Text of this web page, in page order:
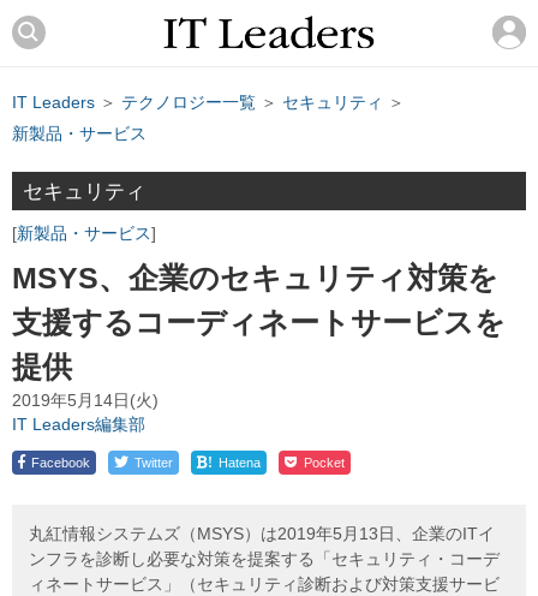
IT Leaders ＞ テクノロジー一覧 ＞ セキュリティ
＞
新製品・サービス
セキュリティ
新製品・サービス
MSYS、企業のセキュリティ対策を
支援するコーディネートサービスを
提供
2019年5月14日(火)
IT Leaders編集部
Facebook Twitter ! Hatena Pocket
丸紅情報システムズ（MSYS）は2019年5月13日、企業のITイ
ンフラを診断し必要な対策を提案する「セキュリティ・コーデ
ィネートサービス」（セキュリティ診断および対策支援サービ